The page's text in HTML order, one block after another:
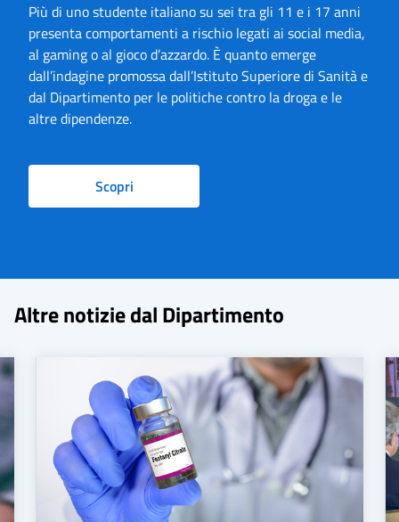
Più di uno studente italiano su sei tra gli 11 e i 17 anni
presenta comportamenti a rischio legati ai social media,
al gaming o al gioco d’azzardo. È quanto emerge
dall’indagine promossa dall’Istituto Superiore di Sanità e
dal Dipartimento per le politiche contro la droga e le
altre dipendenze.
Scopri
Altre notizie dal Dipartimento